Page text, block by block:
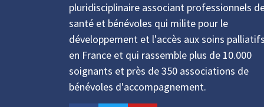
pluridisciplinaire associant professionnels
santé et bénévoles qui milite pour le
développement et l'accès aux soins
en France et qui rassemble plus de 10.000
soignants et près de 350 associations de
bénévoles d'accompagnement.